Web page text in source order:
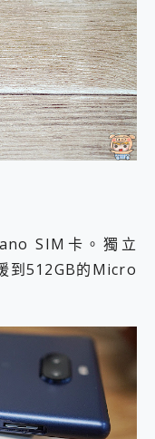
SIM卡。獨立
到512GB的Micro